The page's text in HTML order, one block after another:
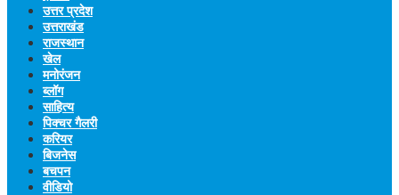
उत्तर प्रदेश
उत्तराखंड
राजस्थान
खेल
मनोरंजन
ब्लॉग
साहित्य
पिक्चर गैलरी
करियर
बिजनेस
बचपन
वीडियो